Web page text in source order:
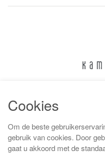
Cookies
Om de beste
gebruik van cookies. Door
gaat u akkoord met de